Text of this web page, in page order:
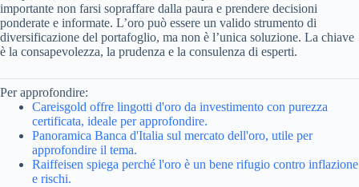
importante non farsi sopraffare dalla paura e prendere decisioni
ponderate e informate. L’oro può essere un valido strumento di
diversificazione del portafoglio, ma non è l’unica soluzione. La chiave
è la consapevolezza, la prudenza e la consulenza di esperti.
Per approfondire:
Careisgold offre lingotti d'oro da investimento con purezza
certificata, ideale per approfondire.
Panoramica Banca d'Italia sul mercato dell'oro, utile per
approfondire il tema.
Raiffeisen spiega perché l'oro è un bene rifugio contro inflazione
e rischi.